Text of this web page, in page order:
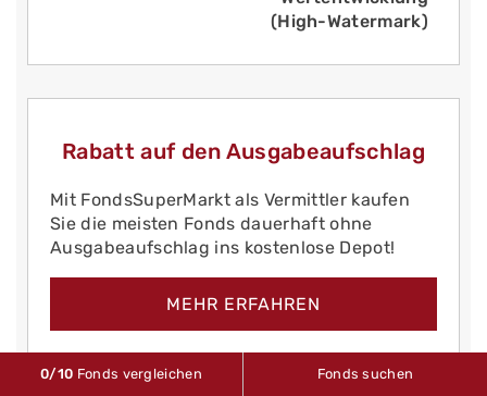
(High-Watermark)
Rabatt auf den Ausgabeaufschlag
Mit FondsSuperMarkt als Vermittler kaufen
Sie die meisten Fonds dauerhaft ohne
Ausgabeaufschlag ins kostenlose Depot!
MEHR ERFAHREN
0/10 Fonds vergleichen Fonds suchen